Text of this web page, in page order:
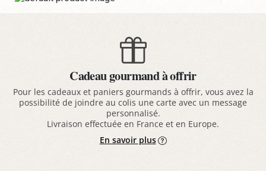
Cadeau gourmand à offrir
Pour les cadeaux et paniers gourmands à offrir, vous avez la
possibilité de joindre au colis une carte avec un message
personnalisé.
Livraison effectuée en France et en Europe.
En savoir plus